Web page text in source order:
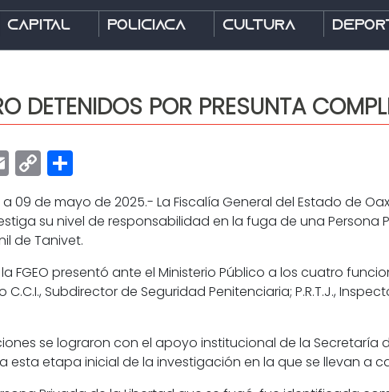
Capital Policíaca Cultura
DETENIDOS POR PRESUNTA
Email
Copy
Link
09 de mayo de 2025.- La Fiscalía General del Estado de
su nivel de responsabilidad en la fuga de una Persona
de Tanivet.
FGEO presentó ante el Ministerio Público a los cuatro
Subdirector de Seguridad Penitenciaria; P.R.T.J.,
se lograron con el apoyo institucional de la
esta etapa inicial de la investigación en la que se llevan a